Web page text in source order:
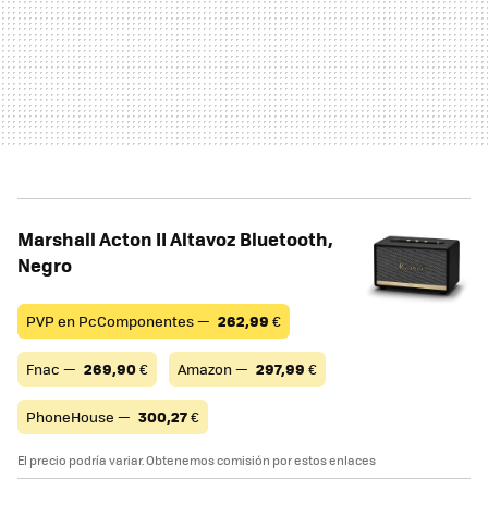
Marshall Acton II Altavoz Bluetooth,
Negro
PVP en PcComponentes — 262,99 €
Fnac — 269,90€ Amazon — 297,99 €
PhoneHouse — 300,27€
El precio podría variar. Obtenemos comisión por estos enlaces